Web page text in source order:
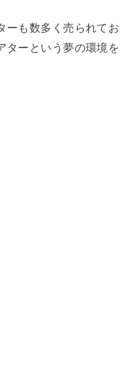
ーも数多く売られてお
ターという夢の環境を